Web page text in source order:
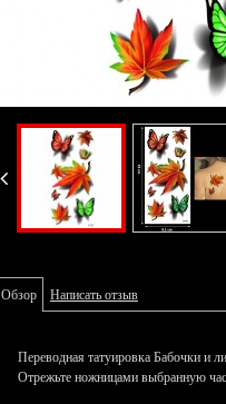
Обзор Написать отзыв
Переводная татуировка Бабочки и
Отрежьте ножницами выбранную